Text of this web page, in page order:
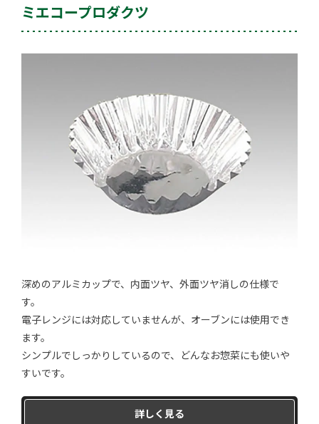
ミエコープロダクツ
深めのアルミカップで、内面ツヤ、外面ツヤ消しの仕様で
す。
電子レンジには対応していませんが、オーブンには使用でき
ます。
シンプルでしっかりしているので、どんなお惣菜にも使いや
すいです。
詳しく見る